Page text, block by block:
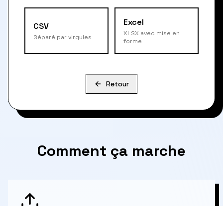
CSV
Séparé par virgules
Excel
XLSX avec mise en
forme
Retour
Comment ça marche